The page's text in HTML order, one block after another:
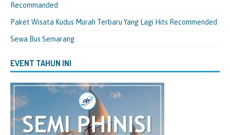
Recommanded
Paket Wisata Kudus Murah Terbaru Yang Lagi Hits Recommended
Sewa Bus Semarang
EVENT TAHUN INI